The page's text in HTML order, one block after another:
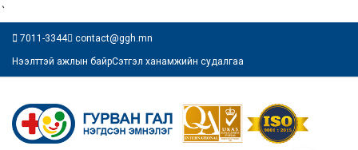
`
7011-3344 contact@ggh.mn
Нээлттэй ажлын байрСэтгэл ханамжийн судалгаа